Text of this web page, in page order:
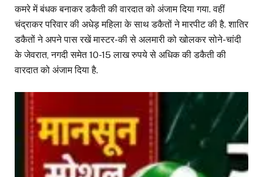
कमरे में बंधक बनाकर डकैती की वारदात को अंजाम दिया गया. वहीं
चंद्राकर परिवार की अधेड़ महिला के साथ डकैतों ने मारपीट की है. शातिर
डकैतों ने अपने पास रखें मास्टर-की से अलमारी को खोलकर सोने-चांदी
के जेवरात, नगदी समेत 10-15 लाख रुपये से अधिक की डकैती की
वारदात को अंजाम दिया है.